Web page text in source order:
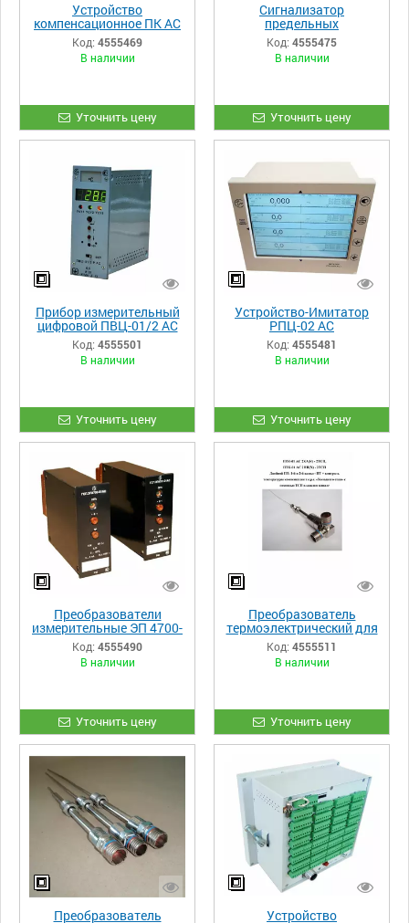
Устройство
компенсационное ПК АС
(одно-, двух- и
трехканальное)
Код: 4555469
В наличии
Уточнить цену
Сигнализатор
предельных
сопротивлений СГО-01
АС
Код: 4555475
В наличии
Уточнить цену
Прибор измерительный
цифровой ПВЦ-01/2 АС
линейное
преобразование и
функция блока
Код: 4555501
В наличии
Уточнить цену
Устройство-Имитатор
РПЦ-02 АС
(4,6,8,12,16,1М,1 мг)
Код: 4555481
В наличии
Уточнить цену
Преобразователи
измерительные ЭП 4700-
ЕП 4703 АС
Код: 4555490
В наличии
Уточнить цену
Преобразователь
термоэлектрический для
применения в АСУ
Код: 4555511
В наличии
Уточнить цену
Преобразователь Устройство